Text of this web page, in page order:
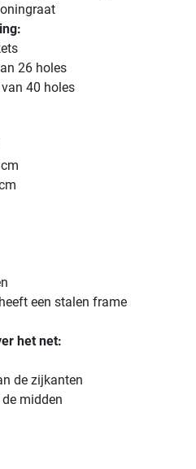
26 holes
40 holes
een stalen frame
het net:
de zijkanten
midden